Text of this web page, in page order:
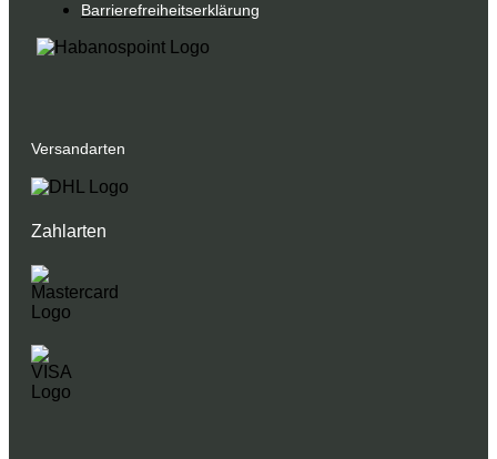
Barrierefreiheitserklärung
Versandarten
Zahlarten